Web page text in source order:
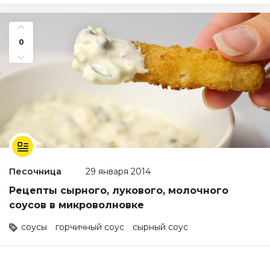
0
Песочница 29 января 2014
Рецепты сырного, лукового, молочного
соусов в микроволновке
соусы горчичный соус сырный соус